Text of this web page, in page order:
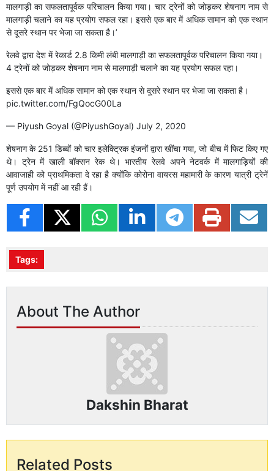
मालगाड़ी का सफलतापूर्वक परिचालन किया गया। चार ट्रेनों को जोड़कर शेषनाग नाम से
मालगाड़ी चलाने का यह प्रयोग सफल रहा। इससे एक बार में अधिक सामान को एक स्थान
से दूसरे स्थान पर भेजा जा सकता है।’
रेलवे द्वारा देश में रेकार्ड 2.8 किमी लंबी मालगाड़ी का सफलतापूर्वक परिचालन किया गया।
4 ट्रेनों को जोड़कर शेषनाग नाम से मालगाड़ी चलाने का यह प्रयोग सफल रहा।
इससे एक बार में अधिक सामान को एक स्थान से दूसरे स्थान पर भेजा जा सकता है।
pic.twitter.com/FgQocG00La
— Piyush Goyal (@PiyushGoyal) July 2, 2020
शेषनाग के 251 डिब्बों को चार इलेक्ट्रिक इंजनों द्वारा खींचा गया, जो बीच में फिट किए गए
थे। ट्रेन में खाली बॉक्सन रेक थे। भारतीय रेलवे अपने नेटवर्क में मालगाड़ियों की
आवाजाही को प्राथमिकता दे रहा है क्योंकि कोरोना वायरस महामारी के कारण यात्री ट्रेनें
पूर्ण उपयोग में नहीं आ रही हैं।
Tags:
About The Author
Dakshin Bharat
Related Posts